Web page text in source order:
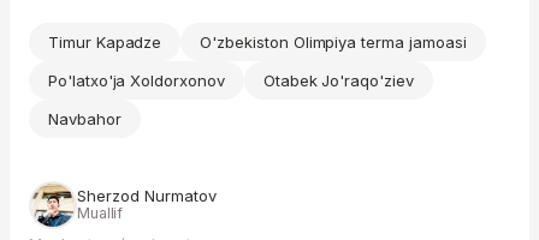
Timur Kapadze
O'zbekiston Olimpiya terma jamoasi
Po'latxo'ja Xoldorxonov
Otabek Jo'raqo'ziev
Navbahor
Sherzod Nurmatov
Muallif